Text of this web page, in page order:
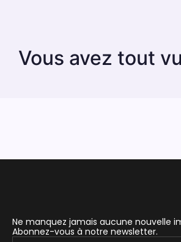
Vous avez tout
Ne manquez jamais aucune nouvelle
Abonnez-vous à notre newsletter.